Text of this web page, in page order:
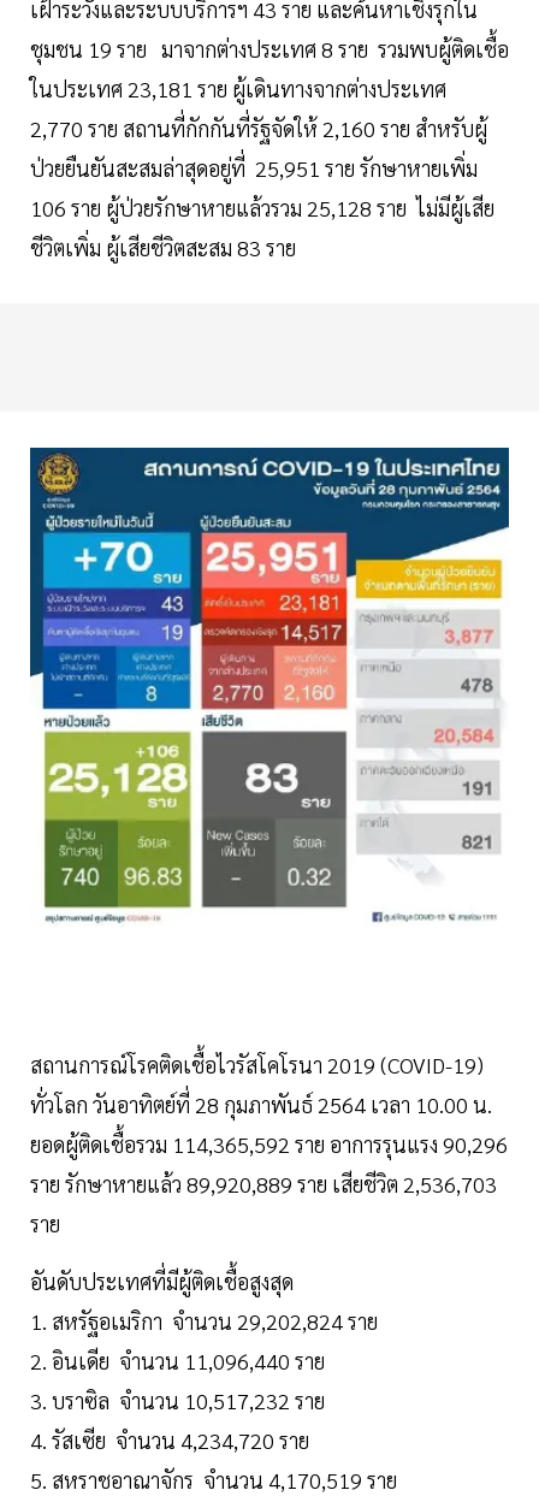
เฝ้าระวังและระบบบริการฯ 43 ราย และค้นหาเชิงรุกใน
ชุมชน 19 ราย มาจากต่างประเทศ 8 ราย รวมพบผู้ติดเชื้อ
ในประเทศ 23,181 ราย ผู้เดินทางจากต่างประเทศ
2,770 ราย สถานที่กักกันที่รัฐจัดให้ 2,160 ราย สำหรับผู้
ป่วยยืนยันสะสมล่าสุดอยู่ที่ 25,951 ราย รักษาหายเพิ่ม
106 ราย ผู้ป่วยรักษาหายแล้วรวม 25,128 ราย ไม่มีผู้เสีย
ชีวิตเพิ่ม ผู้เสียชีวิตสะสม 83 ราย
สถานการณ์โรคติดเชื้อไวรัสโคโรนา 2019 (COVID-19)
ทั่วโลก วันอาทิตย์ที่ 28 กุมภาพันธ์ 2564 เวลา 10.00 น.
ยอดผู้ติดเชื้อรวม 114,365,592 ราย อาการรุนแรง 90,296
ราย รักษาหายแล้ว 89,920,889 ราย เสียชีวิต 2,536,703
ราย
อันดับประเทศที่มีผู้ติดเชื้อสูงสุด
1. สหรัฐอเมริกา จำนวน 29,202,824 ราย
2. อินเดีย จำนวน 11,096,440 ราย
3. บราซิล จำนวน 10,517,232 ราย
4. รัสเซีย จำนวน 4,234,720 ราย
5. สหราชอาณาจักร จำนวน 4,170,519 ราย